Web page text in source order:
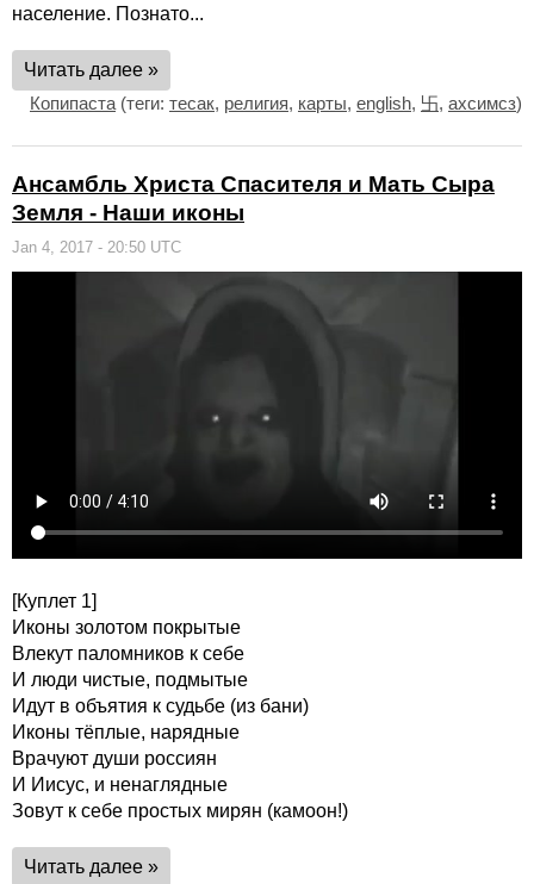
население. Познато...
Читать далее »
Копипаста (теги: тесак, религия, карты, english, 卐, ахсимсз)
Ансамбль Христа Спасителя и Мать Сыра
Земля - Наши иконы
Jan 4, 2017 - 20:50 UTC
[Куплет 1]
Иконы золотом покрытые
Влекут паломников к себе
И люди чистые, подмытые
Идут в объятия к судьбе (из бани)
Иконы тёплые, нарядные
Врачуют души россиян
И Иисус, и ненаглядные
Зовут к себе простых мирян (камоон!)
Читать далее »